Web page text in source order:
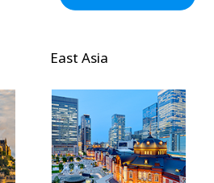
East Asia